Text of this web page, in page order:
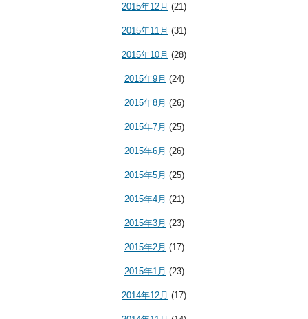
2015年12月 (21)
2015年11月 (31)
2015年10月 (28)
2015年9月 (24)
2015年8月 (26)
2015年7月 (25)
2015年6月 (26)
2015年5月 (25)
2015年4月 (21)
2015年3月 (23)
2015年2月 (17)
2015年1月 (23)
2014年12月 (17)